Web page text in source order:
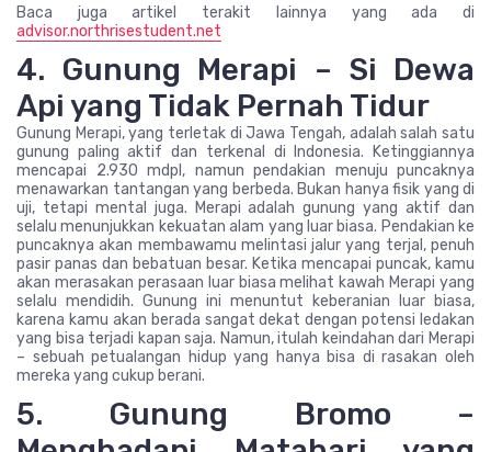
Baca juga artikel terakit lainnya yang ada di
advisor.northrisestudent.net
4. Gunung Merapi – Si Dewa
Api yang Tidak Pernah Tidur
Gunung Merapi, yang terletak di Jawa Tengah, adalah salah satu
gunung paling aktif dan terkenal di Indonesia. Ketinggiannya
mencapai 2.930 mdpl, namun pendakian menuju puncaknya
menawarkan tantangan yang berbeda. Bukan hanya fisik yang di
uji, tetapi mental juga. Merapi adalah gunung yang aktif dan
selalu menunjukkan kekuatan alam yang luar biasa. Pendakian ke
puncaknya akan membawamu melintasi jalur yang terjal, penuh
pasir panas dan bebatuan besar. Ketika mencapai puncak, kamu
akan merasakan perasaan luar biasa melihat kawah Merapi yang
selalu mendidih. Gunung ini menuntut keberanian luar biasa,
karena kamu akan berada sangat dekat dengan potensi ledakan
yang bisa terjadi kapan saja. Namun, itulah keindahan dari Merapi
– sebuah petualangan hidup yang hanya bisa di rasakan oleh
mereka yang cukup berani.
5. Gunung Bromo –